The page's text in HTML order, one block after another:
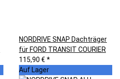
NORDRIVE SNAP Dachträger
für FORD TRANSIT COURIER
115,90 € *
Auf Lager